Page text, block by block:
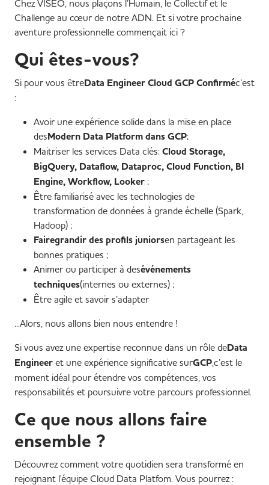
Chez VISEO, nous plaçons l’Humain, le Collectif et le
Challenge au cœur de notre ADN. Et si votre prochaine
aventure professionnelle commençait ici ?
Qui êtes-vous?
Si pour vous êtreData Engineer Cloud GCP Confirméc’est
:
Avoir une expérience solide dans la mise en place
desModern Data Platform dans GCP;
Maitriser les services Data clés: Cloud Storage,
BigQuery, Dataflow, Dataproc, Cloud Function, BI
Engine, Workflow, Looker ;
Être familiarisé avec les technologies de
transformation de données à grande échelle (Spark,
Hadoop) ;
Fairegrandir des profils juniorsen partageant les
bonnes pratiques ;
Animer ou participer à desévénements
techniques(internes ou externes) ;
Être agile et savoir s’adapter
...Alors, nous allons bien nous entendre !
Si vous avez une expertise reconnue dans un rôle deData
Engineer et une expérience significative surGCP,c’est le
moment idéal pour étendre vos compétences, vos
responsabilités et poursuivre votre parcours professionnel.
Ce que nous allons faire
ensemble ?
Découvrez comment votre quotidien sera transformé en
rejoignant l'équipe Cloud Data Platfom. Vous pourrez :